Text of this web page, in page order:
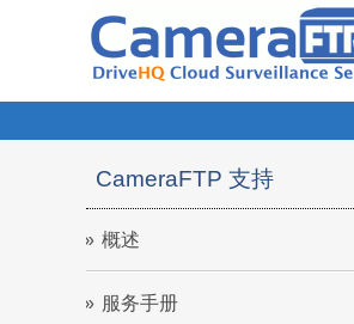
CameraFTP 支持
概述
服务手册